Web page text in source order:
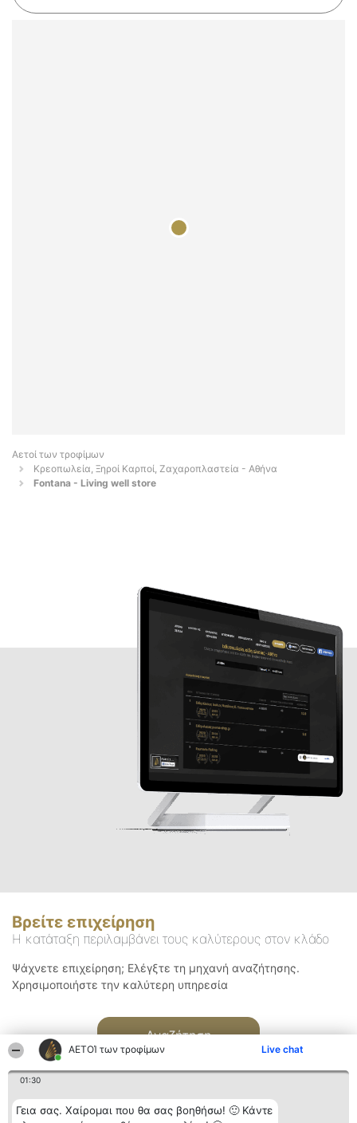
ΑΕΤΟΊ των τροφίμων Live chat
01:30
Γεια σας. Χαίρομαι που θα σας βοηθήσω! 🙂 Κάντε
Αετοί των τροφίμων
Κρεοπωλεία, Ξηροί Καρποί, Ζαχαροπλαστεία - Αθήνα
Fontana - Living well store
Βρείτε επιχείρηση
Η κατάταξη περιλαμβάνει τους καλύτερους στον κλάδο
Ψάχνετε επιχείρηση; Ελέγξτε τη μηχανή αναζήτησης.
Χρησιμοποιήστε την καλύτερη υπηρεσία
Αναζήτηση